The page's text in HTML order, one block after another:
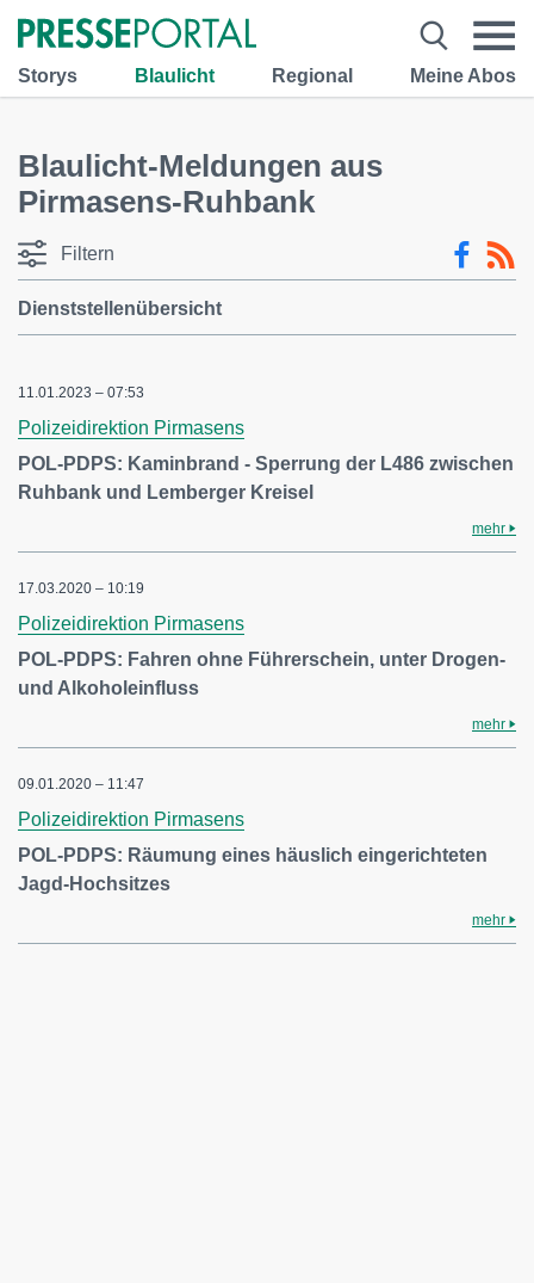
Storys Blaulicht Regional Meine Abos
Blaulicht-Meldungen aus
Pirmasens-Ruhbank
Filtern
Dienststellenübersicht
11.01.2023 – 07:53
Polizeidirektion Pirmasens
POL-PDPS: Kaminbrand - Sperrung der L486 zwischen
Ruhbank und Lemberger Kreisel
mehr
17.03.2020 – 10:19
Polizeidirektion Pirmasens
POL-PDPS: Fahren ohne Führerschein, unter Drogen-
und Alkoholeinfluss
mehr
09.01.2020 – 11:47
Polizeidirektion Pirmasens
POL-PDPS: Räumung eines häuslich eingerichteten
Jagd-Hochsitzes
mehr